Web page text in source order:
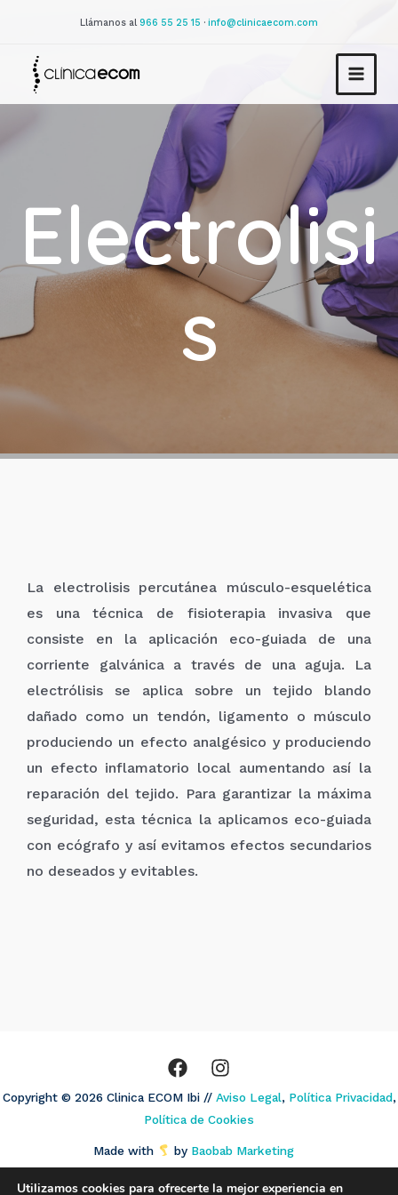
Llámanos al 966 55 25 15 · info@clinicaecom.com
Electrolisi
s
La electrolisis percutánea músculo-esquelética
es una técnica de fisioterapia invasiva que
consiste en la aplicación eco-guiada de una
corriente galvánica a través de una aguja. La
electrólisis se aplica sobre un tejido blando
dañado como un tendón, ligamento o músculo
produciendo un efecto analgésico y produciendo
un efecto inflamatorio local aumentando así la
reparación del tejido. Para garantizar la máxima
seguridad, esta técnica la aplicamos eco-guiada
con ecógrafo y así evitamos efectos secundarios
no deseados y evitables.
Copyright © 2026 Clinica ECOM Ibi // Aviso Legal, Política Privacidad,
Política de Cookies
Made with by Baobab Marketing
Utilizamos cookies para ofrecerte la mejor experiencia en